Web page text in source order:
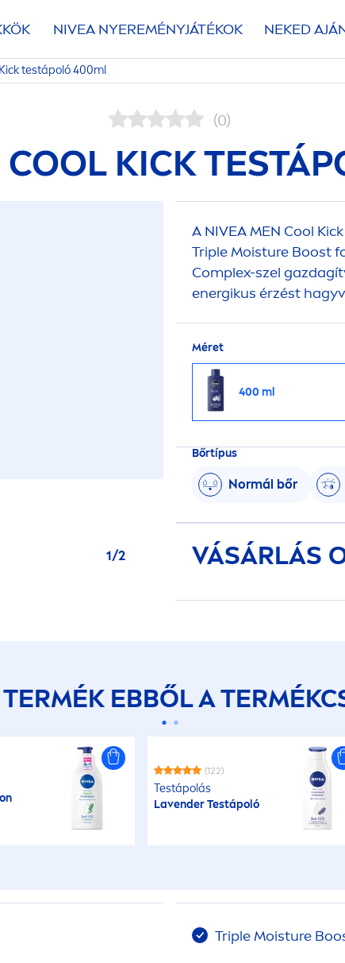
NIVEA NYEREMÉNYJÁTÉKOK NEKED
Kicktestápoló 400ml
(0)
COOL KICK
1/2
A NIVEAMEN Cool Kick
Triple Moisture Boost
Complex-szel
energikus érzést
Méret
400 ml
Bőrtípus
Normál bőr
VÁSÁRLÁS
EBBŐL A
(122)
Testápolás
Lavender Testápoló
Triple Moisture